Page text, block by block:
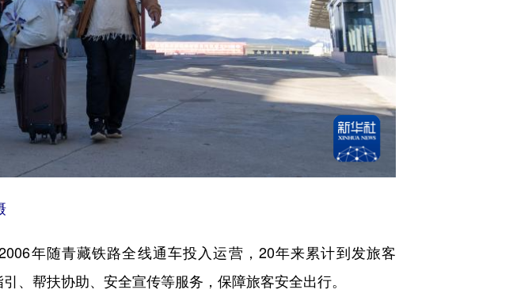
年随青藏铁路全线通车投入运营，20年来累计到发旅客
、帮扶协助、安全宣传等服务，保障旅客安全出行。